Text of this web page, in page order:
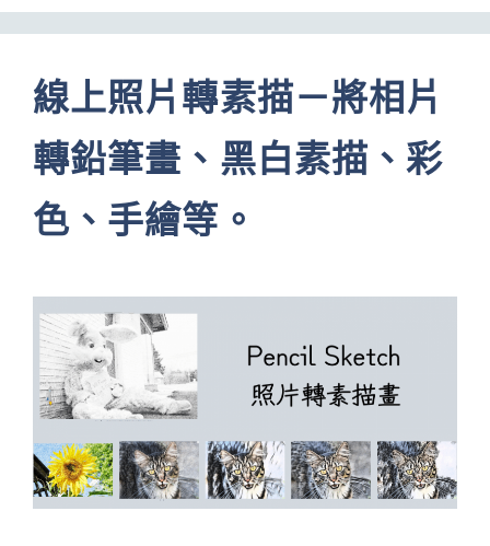
線上照片轉素描－將相片
轉鉛筆畫、黑白素描、彩
色、手繪等。